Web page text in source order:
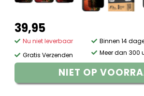
39,95
Nu niet leverbaar
Gratis Verzenden
Binnen 14
Meer dan 300
NIET OP